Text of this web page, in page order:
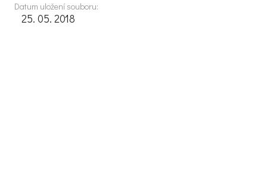
Datum uložení souboru:
25. 05. 2018